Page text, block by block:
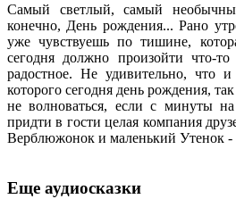
Самый светлый, самый
конечно, День рождения... Рано
уже чувствуешь по тишине,
сегодня должно произойти что-
радостное. Не удивительно, что
которого сегодня день рождения,
не волноваться, если с минуты
придти в гости целая компания
Верблюжонок и маленький Утенок -
Еще аудиосказки